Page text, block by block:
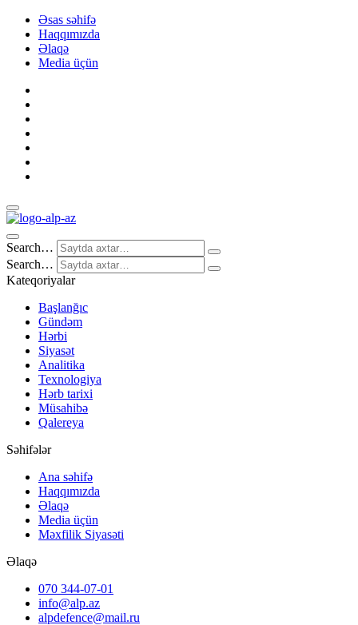
Əsas səhifə
Haqqımızda
Əlaqə
Media üçün
Search…
Search…
Kateqoriyalar
Başlanğıc
Gündəm
Hərbi
Siyasət
Analitika
Texnologiya
Hərb tarixi
Müsahibə
Qalereya
Səhifələr
Ana səhifə
Haqqımızda
Əlaqə
Media üçün
Məxfilik Siyasəti
Əlaqə
070 344-07-01
info@alp.az
alpdefence@mail.ru